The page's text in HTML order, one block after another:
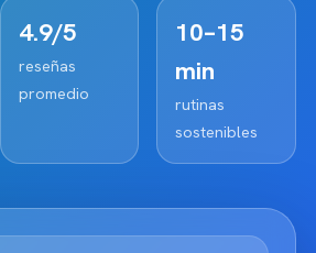
4.9/5
reseñas
promedio
10–15
min
rutinas
sostenibles